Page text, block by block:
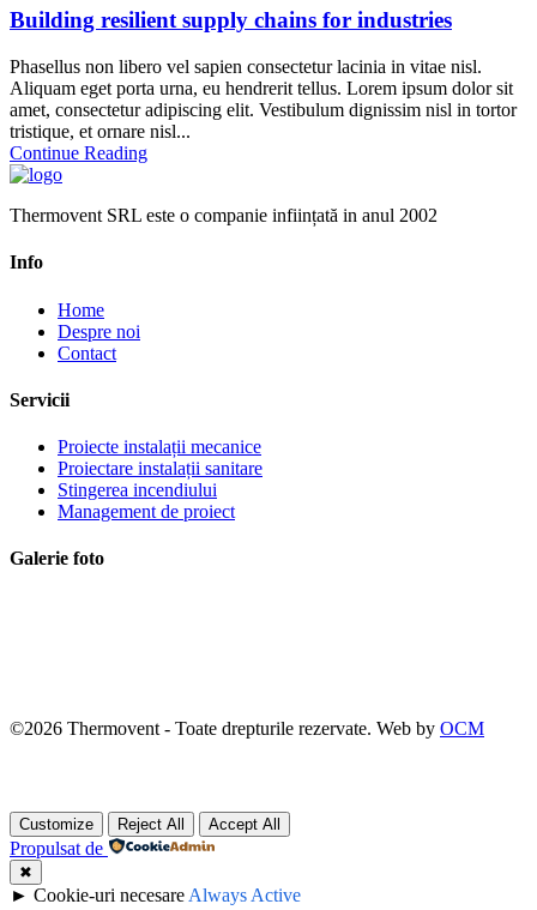
Building resilient supply chains for industries
Phasellus non libero vel sapien consectetur lacinia in vitae nisl.
Aliquam eget porta urna, eu hendrerit tellus. Lorem ipsum dolor sit
amet, consectetur adipiscing elit. Vestibulum dignissim nisl in tortor
tristique, et ornare nisl...
Continue Reading
Thermovent SRL este o companie inființată in anul 2002
Info
Home
Despre noi
Contact
Servicii
Proiecte instalații mecanice
Proiectare instalații sanitare
Stingerea incendiului
Management de proiect
Galerie foto
©2026 Thermovent - Toate drepturile rezervate. Web by OCM
Customize Reject All Accept All
Propulsat de
✖
► Cookie-uri necesare Always Active